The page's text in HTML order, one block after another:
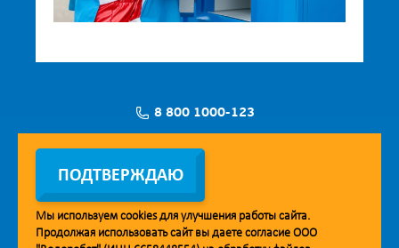
8 800 1000-123
Заявка на установку
ПОДТВЕРЖДАЮ
Мы используем cookiesдля улучшения работы сайта.
Продолжая использовать сайт вы даете согласие ООО